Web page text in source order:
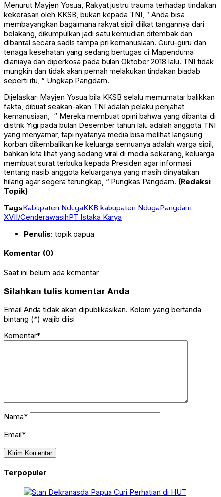
Menurut Mayjen Yosua, Rakyat justru trauma terhadap tindakan
kekerasan oleh KKSB, bukan kepada TNI, “ Anda bisa
membayangkan bagaimana rakyat sipil diikat tangannya dari
belakang, dikumpulkan jadi satu kemudian ditembak dan
dibantai secara sadis tampa pri kemanusiaan. Guru-guru dan
tenaga kesehatan yang sedang bertugas di Mapenduma
dianiaya dan diperkosa pada bulan Oktober 2018 lalu. TNI tidak
mungkin dan tidak akan pernah melakukan tindakan biadab
seperti itu, “ Ungkap Pangdam.
Dijelaskan Mayjen Yosua bila KKSB selalu memumatar balikkan
fakta, dibuat seakan-akan TNI adalah pelaku penjahat
kemanusiaan, “ Mereka membuat opini bahwa yang dibantai di
distrik Yigi pada bulan Desember tahun lalu adalah anggota TNI
yang menyamar, tapi nyatanya media bisa melihat langsung
korban dikembalikan ke keluarga semuanya adalah warga sipil,
bahkan kita lihat yang sedang viral di media sekarang, keluarga
membuat surat terbuka kepada Presiden agar informasi
tentang nasib anggota keluarganya yang masih dinyatakan
hilang agar segera terungkap, “ Pungkas Pangdam. (Redaksi
Topik)
TagsKabupaten NdugaKKB kabupaten NdugaPangdam
XVII/CenderawasihPT Istaka Karya
Penulis: topik papua
Komentar (0)
Saat ini belum ada komentar
Silahkan tulis komentar Anda
Email Anda tidak akan dipublikasikan. Kolom yang bertanda
bintang (*) wajib diisi
Komentar*
Nama*
Email*
Terpopuler